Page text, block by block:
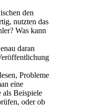
den
nutzten das
Was kann
daran
Probleme
eine
als Beispiele
oder ob